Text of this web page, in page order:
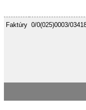
Faktúry 0/0(025)0003/